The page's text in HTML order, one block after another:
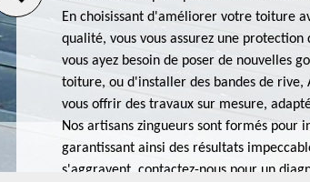
En choisissant d'améliorer votre toiture
qualité, vous vous assurez une
vous ayez besoin de poser de nouvelles
toiture, ou d'installer des bandes de rive,
vous offrir des travaux sur mesure,
Nos artisans zingueurs sont formés
garantissant ainsi des résultats
s'aggravent, contactez-nous pour un